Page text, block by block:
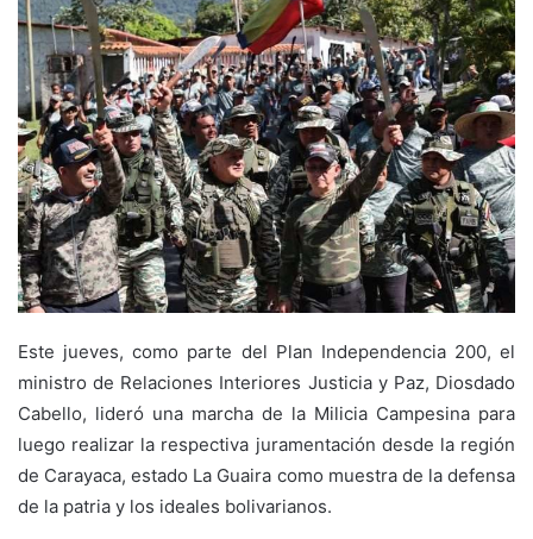
Este jueves, como parte del Plan Independencia 200, el
ministro de Relaciones Interiores Justicia y Paz, Diosdado
Cabello, lideró una marcha de la Milicia Campesina para
luego realizar la respectiva juramentación desde la región
de Carayaca, estado La Guaira como muestra de la defensa
de la patria y los ideales bolivarianos.